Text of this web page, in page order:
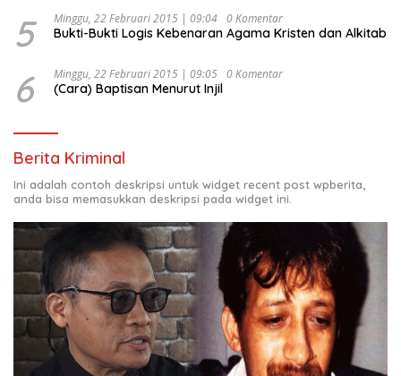
5 Minggu, 22 Februari 2015 | 09:04 0 Komentar
Bukti-Bukti Logis Kebenaran Agama Kristen dan Alkitab
6 Minggu, 22 Februari 2015 | 09:05 0 Komentar
(Cara) Baptisan Menurut Injil
Berita Kriminal
Ini adalah contoh deskripsi untuk widget recent post wpberita,
anda bisa memasukkan deskripsi pada widget ini.